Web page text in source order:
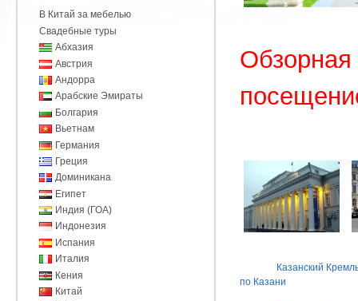
Обзорная
Казанский
по Казани
В Китай за мебелью
Свадебные туры
Абхазия
Австрия
Андорра
Арабские Эмираты
Болгария
Вьетнам
Германия
Греция
Доминикана
Египет
Индия (ГОА)
Индонезия
Испания
Италия
Кения
Китай